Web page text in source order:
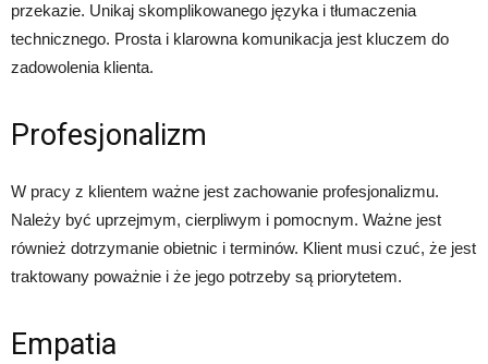
przekazie. Unikaj skomplikowanego języka i tłumaczenia
technicznego. Prosta i klarowna komunikacja jest kluczem do
zadowolenia klienta.
Profesjonalizm
W pracy z klientem ważne jest zachowanie profesjonalizmu.
Należy być uprzejmym, cierpliwym i pomocnym. Ważne jest
również dotrzymanie obietnic i terminów. Klient musi czuć, że jest
traktowany poważnie i że jego potrzeby są priorytetem.
Empatia